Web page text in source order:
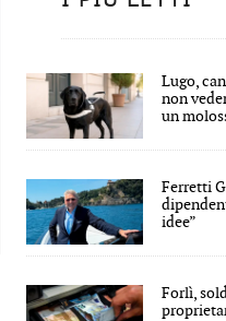
Lugo,
non
un
Ferretti
idee”
Forlì,